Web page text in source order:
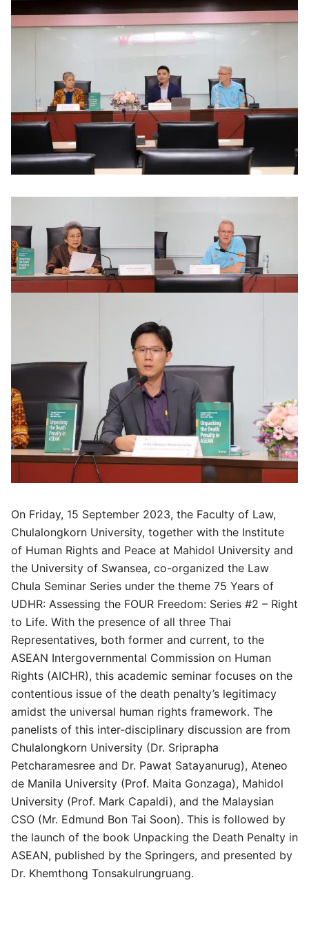
On Friday, 15 September 2023, the Faculty of Law,
Chulalongkorn University, together with the Institute
of Human Rights and Peace at Mahidol University and
the University of Swansea, co-organized the Law
Chula Seminar Series under the theme 75 Years of
UDHR: Assessing the FOUR Freedom: Series #2 – Right
to Life. With the presence of all three Thai
Representatives, both former and current, to the
ASEAN Intergovernmental Commission on Human
Rights (AICHR), this academic seminar focuses on the
contentious issue of the death penalty’s legitimacy
amidst the universal human rights framework. The
panelists of this inter-disciplinary discussion are from
Chulalongkorn University (Dr. Sriprapha
Petcharamesree and Dr. Pawat Satayanurug), Ateneo
de Manila University (Prof. Maita Gonzaga), Mahidol
University (Prof. Mark Capaldi), and the Malaysian
CSO (Mr. Edmund Bon Tai Soon). This is followed by
the launch of the book Unpacking the Death Penalty in
ASEAN, published by the Springers, and presented by
Dr. Khemthong Tonsakulrungruang.